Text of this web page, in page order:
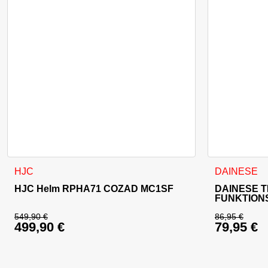
HJC
HJC Helm RPHA71 COZAD MC1SF
549,90€
Ursprünglicher Preis war: 549,90 €
499,90 €
Dieses Produkt weist mehrere Varianten auf. Die Optionen
DAINESE
DAINESE
86,95€
79,95 €
Dieses